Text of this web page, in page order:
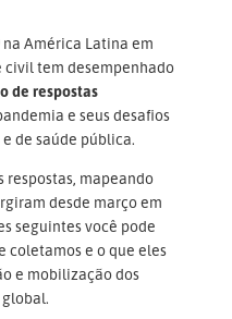
na América Latina em
civil tem desempenhado
de respostas
e seus desafios
de saúde pública.
respostas, mapeando
desde março em
seguintes você pode
coletamos e o que eles
e mobilização dos